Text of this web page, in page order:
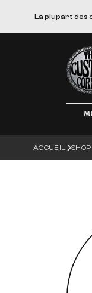
La plupart des
The
ACCUEIL SHOP